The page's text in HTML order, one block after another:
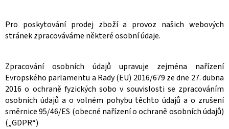
Pro poskytování prodej zboží a provoz našich webových
stránek zpracováváme některé osobní údaje.
Zpracování osobních údajů upravuje zejména nařízení
Evropského parlamentu a Rady (EU) 2016/679 ze dne 27. dubna
2016 o ochraně fyzických sobo v souvislosti se zpracováním
osobních údajů a o volném pohybu těchto údajů a o zrušení
směrnice 95/46/ES (obecné nařízení o ochraně osobních údajů)
(„GDPR“)